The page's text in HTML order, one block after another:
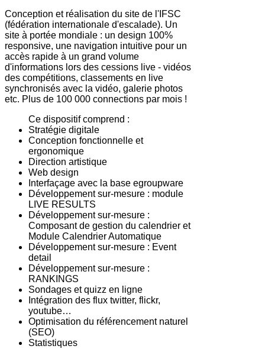
Conception et réalisation du site de l'IFSC
(fédération internationale d'escalade). Un
site à portée mondiale : un design 100%
responsive, une navigation intuitive pour un
accès rapide à un grand volume
d'informations lors des cessions live - vidéos
des compétitions, classements en live
synchronisés avec la vidéo, galerie photos
etc. Plus de 100 000 connections par mois !
Ce dispositif comprend :
Stratégie digitale
Conception fonctionnelle et
ergonomique
Direction artistique
Web design
Interfaçage avec la base egroupware
Développement sur-mesure : module
LIVE RESULTS
Développement sur-mesure :
Composant de gestion du calendrier et
Module Calendrier Automatique
Développement sur-mesure : Event
detail
Développement sur-mesure :
RANKINGS
Sondages et quizz en ligne
Intégration des flux twitter, flickr,
youtube…
Optimisation du référencement naturel
(SEO)
Statistiques